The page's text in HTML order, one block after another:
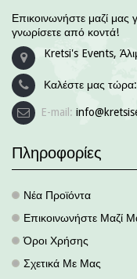
Επικοινωνήστε μαζί μας
γνωρίσετε από κοντά!
Kretsi's Events,
Καλέστε μας τώρα:
E-mail:
Πληροφορίες
. Νέα Προϊόντα
. Επικοινωνήστε Μαζί
. Όροι Χρήσης
. Σχετικά Με Μας